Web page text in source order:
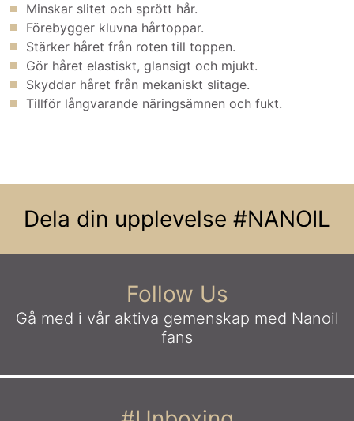
Minskar slitet och sprött hår.
Förebygger kluvna hårtoppar.
Stärker håret från roten till toppen.
Gör håret elastiskt, glansigt och mjukt.
Skyddar håret från mekaniskt slitage.
Tillför långvarande näringsämnen och fukt.
Dela din upplevelse #NANOIL
Follow Us
Gå med i vår aktiva gemenskap med Nanoil
fans